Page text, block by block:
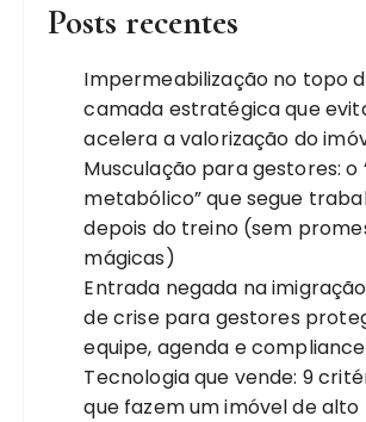
Posts recentes
Impermeabilização no topo
camada estratégica que
acelera a valorização do
Musculação para gestores: o
metabólico” que segue
depois do treino (sem
mágicas)
Entrada negada na
de crise para gestores
equipe, agenda e compliance
Tecnologia que vende: 9
que fazem um imóvel de